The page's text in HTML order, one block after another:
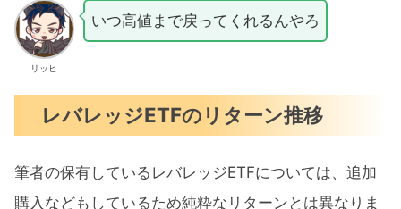
リッヒ
いつ高値まで戻ってくれるんやろ
レバレッジETFのリターン推移
筆者の保有しているレバレッジETFについては、追加
購入などもしているため純粋なリターンとは異なりま